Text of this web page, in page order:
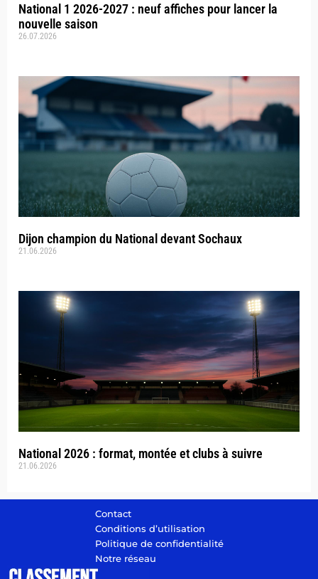
National 1 2026-2027 : neuf affiches pour lancer la
nouvelle saison
26.07.2026
Dijon champion du National devant Sochaux
21.06.2026
National 2026 : format, montée et clubs à suivre
21.06.2026
Contact
Conditions d’utilisation
Politique de confidentialité
Notre réseau